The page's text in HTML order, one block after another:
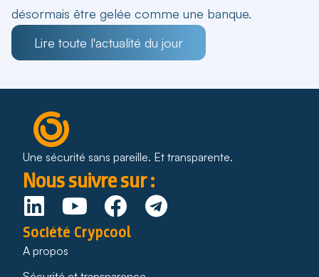
désormais être gelée comme une banque.
Lire toute l'actualité du jour
Une sécurité sans pareille. Et transparente.
Nous suivre sur :
Société Crypcool
A propos